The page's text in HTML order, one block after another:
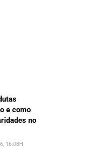
e como
no
16:08H